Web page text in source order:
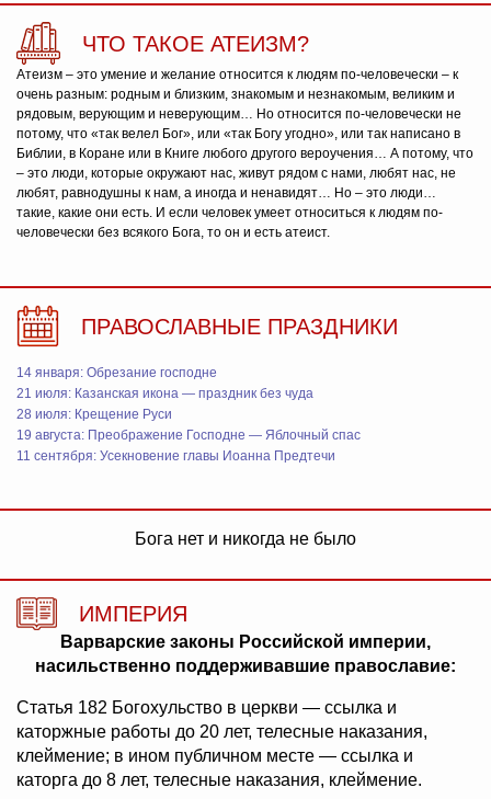
ЧТО ТАКОЕ АТЕИЗМ?
Атеизм – это умение и желание относится к людям по-человечески – к
очень разным: родным и близким, знакомым и незнакомым, великим и
рядовым, верующим и неверующим… Но относится по-человечески не
потому, что «так велел Бог», или «так Богу угодно», или так написано в
Библии, в Коране или в Книге любого другого вероучения… А потому, что
– это люди, которые окружают нас, живут рядом с нами, любят нас, не
любят, равнодушны к нам, а иногда и ненавидят… Но – это люди…
такие, какие они есть. И если человек умеет относиться к людям по-
человечески без всякого Бога, то он и есть атеист.
ПРАВОСЛАВНЫЕ ПРАЗДНИКИ
14 января: Обрезание господне
21 июля: Казанская икона — праздник без чуда
28 июля: Крещение Руси
19 августа: Преображение Господне — Яблочный спас
11 сентября: Усекновение главы Иоанна Предтечи
Бога нет и никогда не было
ИМПЕРИЯ
Варварские законы Российской империи,
насильственно поддерживавшие православие:
Статья 182 Богохульство в церкви — ссылка и
каторжные работы до 20 лет, телесные наказания,
клеймение; в ином публичном месте — ссылка и
каторга до 8 лет, телесные наказания, клеймение.